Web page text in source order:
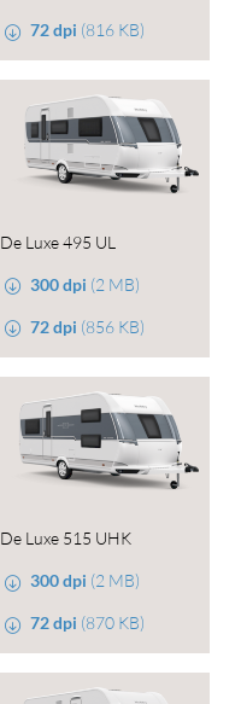
72 dpi (816 KB)
De Luxe 495 UL
300 dpi (2 MB)
72 dpi (856 KB)
De Luxe 515 UHK
300 dpi (2 MB)
72 dpi (870 KB)